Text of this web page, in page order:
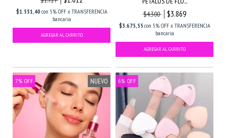
$1.531,40con 5% OFF x TRANSFERENCIA
bancaria
$4.300
$3.869
$3.675,55 con 5% OFF x TRANSFERENCIA
bancaria
7% OFF NUEVO 6% OFF